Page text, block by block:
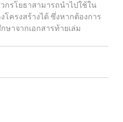
รโยธาสามารถนำไปใช้ใน
โครงสร้างได้ ซึ่งหากต้องการ
ษาจากเอกสารท้ายเล่ม